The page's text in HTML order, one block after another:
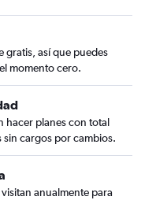
gratis, así que puedes
momento cero.
hacer planes con total
cargos por cambios.
anualmente para